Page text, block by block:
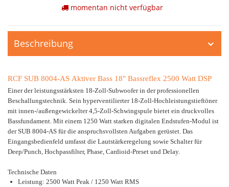
momentan nicht verfügbar
Beschreibung
RCF SUB 8004-AS Aktiver Bass 18" Bassreflex 2500 Watt DSP
Einer der leistungsstärksten 18-Zoll-Subwoofer in der professionellen
Beschallungstechnik. Sein hyperventilierter 18-Zoll-Hochleistungstieftöner
mit innen-/außengewickelter 4,5-Zoll-Schwingspule bietet ein druckvolles
Bassfundament. Mit einem 1250 Watt starken digitalen Endstufen-Modul ist
der SUB 8004-AS für die anspruchsvollsten Aufgaben gerüstet. Das
Eingangsbedienfeld umfasst die Lautstärkeregelung sowie Schalter für
Deep/Punch, Hochpassfilter, Phase, Cardioid-Preset und Delay.
Technische Daten
Leistung: 2500 Watt Peak / 1250 Watt RMS